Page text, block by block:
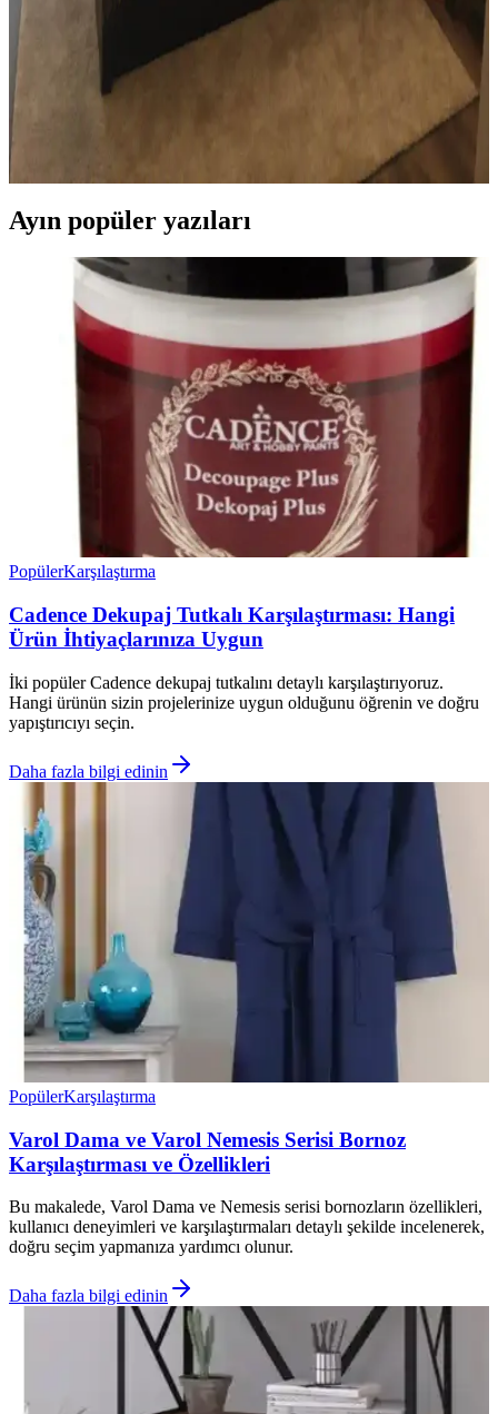
Oda Dekorasyonunda Bitki Yerleştirme ve
Uygunluk Değerlendirmesi: Estetik ve Fonksiyonel
Yaklaşımlar
Oda dekorasyonunda bitki yerleşimi, konumu ve türü, mekanın
estetik ve fonksiyonel dengesi için kritik önemdedir. Doğru seçimler,
odanın odak noktasını güçlendirir ve yaşam alanını optimize eder.
Ayın popüler yazıları
PopülerKarşılaştırma
Cadence Dekupaj Tutkalı Karşılaştırması: Hangi
Ürün İhtiyaçlarınıza Uygun
İki popüler Cadence dekupaj tutkalını detaylı karşılaştırıyoruz.
Hangi ürünün sizin projelerinize uygun olduğunu öğrenin ve doğru
yapıştırıcıyı seçin.
Daha fazla bilgi edinin
PopülerKarşılaştırma
Varol Dama ve Varol Nemesis Serisi Bornoz
Karşılaştırması ve Özellikleri
Bu makalede, Varol Dama ve Nemesis serisi bornozların özellikleri,
kullanıcı deneyimleri ve karşılaştırmaları detaylı şekilde incelenerek,
doğru seçim yapmanıza yardımcı olunur.
Daha fazla bilgi edinin